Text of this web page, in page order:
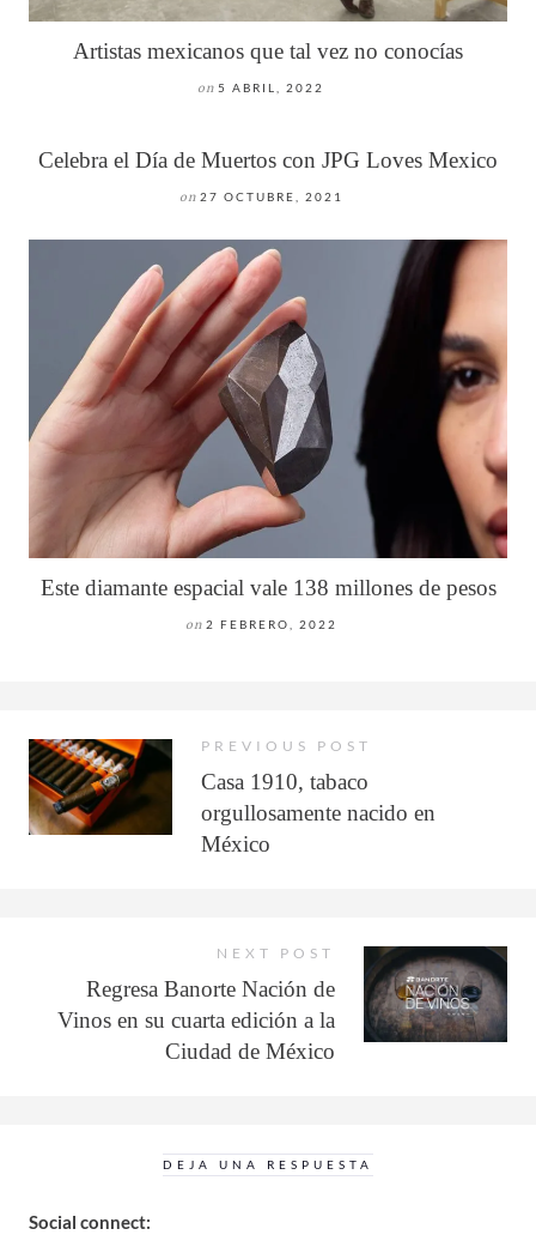
Artistas mexicanos que tal vez no conocías
on 5 ABRIL, 2022
Celebra el Día de Muertos con JPG Loves Mexico
on 27 OCTUBRE, 2021
Este diamante espacial vale 138 millones de pesos
on 2 FEBRERO, 2022
PREVIOUS POST
Casa 1910, tabaco
orgullosamente nacido en
México
NEXT POST
Regresa Banorte Nación de
Vinos en su cuarta edición a la
Ciudad de México
DEJA UNA RESPUESTA
Social connect: